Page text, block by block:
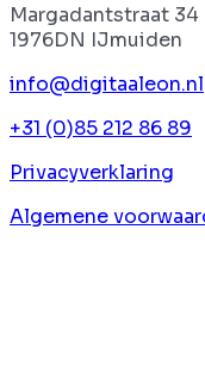
Margadantstraat 34
1976DN IJmuiden
info@digitaaleon.nl
+31 (0)85 212 86 89
Privacyverklaring
Algemene